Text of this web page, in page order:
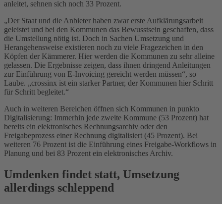
anleitet, sehnen sich noch 33 Prozent.
„Der Staat und die Anbieter haben zwar erste Aufklärungsarbeit
geleistet und bei den Kommunen das Bewusstsein geschaffen, dass
die Umstellung nötig ist. Doch in Sachen Umsetzung und
Herangehensweise existieren noch zu viele Fragezeichen in den
Köpfen der Kämmerer. Hier werden die Kommunen zu sehr alleine
gelassen. Die Ergebnisse zeigen, dass ihnen dringend Anleitungen
zur Einführung von E-Invoicing gereicht werden müssen“, so
Laube. „crossinx ist ein starker Partner, der Kommunen hier Schritt
für Schritt begleitet.“
Auch in weiteren Bereichen öffnen sich Kommunen in punkto
Digitalisierung: Immerhin jede zweite Kommune (53 Prozent) hat
bereits ein elektronisches Rechnungsarchiv oder den
Freigabeprozess einer Rechnung digitalisiert (45 Prozent). Bei
weiteren 76 Prozent ist die Einführung eines Freigabe-Workflows in
Planung und bei 83 Prozent ein elektronisches Archiv.
Umdenken findet statt, Umsetzung
allerdings schleppend